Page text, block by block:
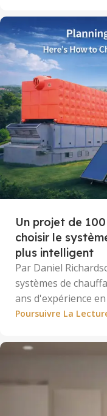
Un projet de
choisir le
plus intelligent
Par Daniel
systèmes de
ans d'expérience en
Poursuivre La